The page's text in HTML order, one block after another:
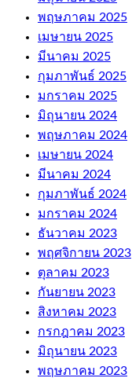
พฤษภาคม 2025
เมษายน 2025
มีนาคม 2025
กุมภาพันธ์ 2025
มกราคม 2025
มิถุนายน 2024
พฤษภาคม 2024
เมษายน 2024
มีนาคม 2024
กุมภาพันธ์ 2024
มกราคม 2024
ธันวาคม 2023
พฤศจิกายน 2023
ตุลาคม 2023
กันยายน 2023
สิงหาคม 2023
กรกฎาคม 2023
มิถุนายน 2023
พฤษภาคม 2023